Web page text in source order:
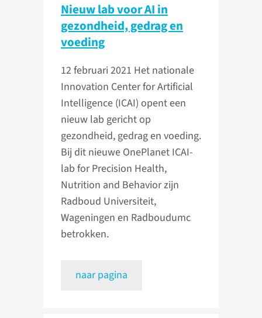
Nieuw lab voor AI in
gezondheid, gedrag en
voeding
12 februari 2021 Het nationale
Innovation Center for Artificial
Intelligence (ICAI) opent een
nieuw lab gericht op
gezondheid, gedrag en voeding.
Bij dit nieuwe OnePlanet ICAI-
lab for Precision Health,
Nutrition and Behavior zijn
Radboud Universiteit,
Wageningen en Radboudumc
betrokken.
naar pagina